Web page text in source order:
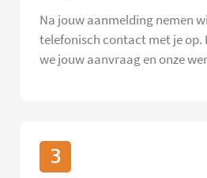
Na jouw aanmelding nemen
telefonisch contact met je op.
we jouw aanvraag en onze
3